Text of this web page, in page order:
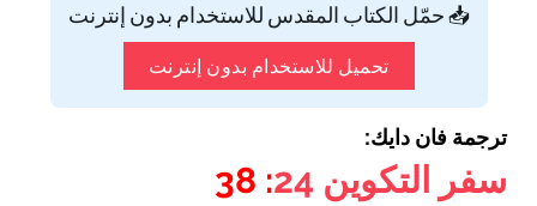
📥 حمّل الكتاب المقدس للاستخدام بدون إنترنت
تحميل للاستخدام بدون إنترنت
ترجمة فان دايك:
سفر التكوين 24
: 38